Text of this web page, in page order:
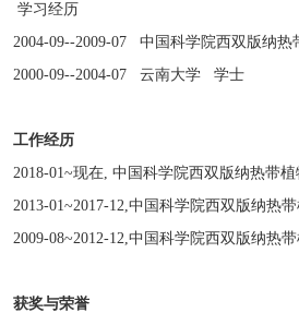
学习经历
2004-09--2009-07 中国科学院西双版纳
2000-09--2004-07 云南大学 学士
工作经历
2018-01~现在, 中国科学院西双版纳热带
2013-01~2017-12,中国科学院西双版纳热
2009-08~2012-12,中国科学院西双版纳热
获奖与荣誉